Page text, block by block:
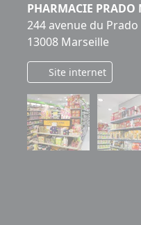
PHARMACIE PRADO
244 avenue du Prado
13008 Marseille
Site internet